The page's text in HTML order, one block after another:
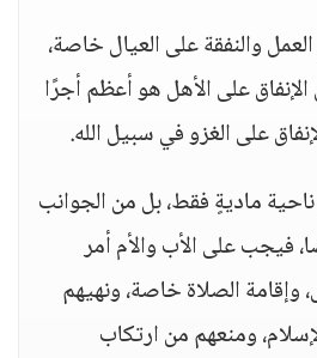
والنفقة على العيال خاصة،
على الأهل هو أعظم أجرًا
على الغزو في سبيل الله.
ماديةٍ فقط، بل من الجوانب
فيجب على الأب والأم أمر
وإقامة الصلاة خاصة، ونهيهم
ومنعهم من ارتكاب